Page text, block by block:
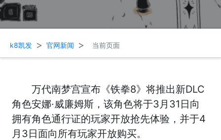
k8凯发 > 官网新闻 > 当前页面
万代南梦宫宣布《铁拳8》将推出新DLC
角色安娜·威廉姆斯，该角色将于3月31日向
拥有角色通行证的玩家开放抢先体验，并于4
月3日面向所有玩家开放购买。